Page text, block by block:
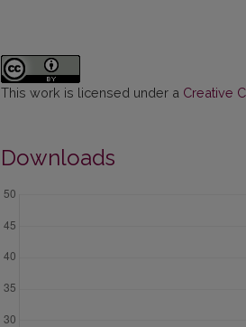
This work is licensed under a Creative
Downloads